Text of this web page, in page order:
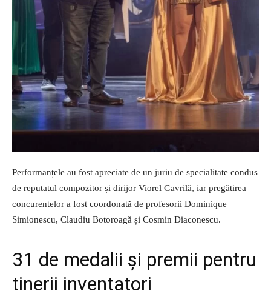
Performanțele au fost apreciate de un juriu de specialitate condus
de reputatul compozitor și dirijor Viorel Gavrilă, iar pregătirea
concurentelor a fost coordonată de profesorii Dominique
Simionescu, Claudiu Botoroagă și Cosmin Diaconescu.
31 de medalii și premii pentru
tinerii inventatori